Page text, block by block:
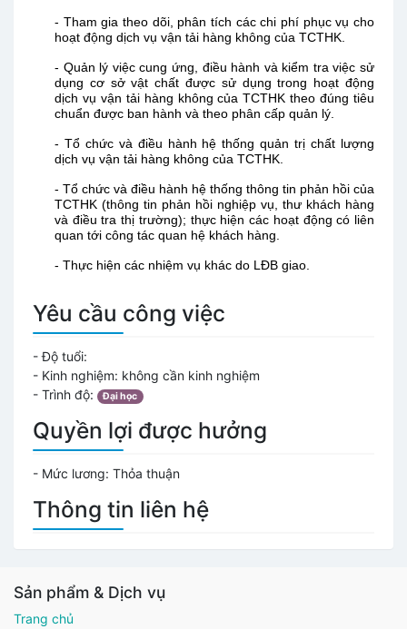
- Tham gia theo dõi, phân tích các chi phí phục vụ cho
hoạt động dịch vụ vận tải hàng không của TCTHK.
- Quản lý việc cung ứng, điều hành và kiểm tra việc sử
dụng cơ sở vật chất được sử dụng trong hoạt động
dịch vụ vận tải hàng không của TCTHK theo đúng tiêu
chuẩn được ban hành và theo phân cấp quản lý.
- Tổ chức và điều hành hệ thống quản trị chất lượng
dịch vụ vận tải hàng không của TCTHK.
- Tổ chức và điều hành hệ thống thông tin phản hồi của
TCTHK (thông tin phản hồi nghiệp vụ, thư khách hàng
và điều tra thị trường); thực hiện các hoạt động có liên
quan tới công tác quan hệ khách hàng.
- Thực hiện các nhiệm vụ khác do LĐB giao.
Yêu cầu công việc
- Độ tuổi:
- Kinh nghiệm: không cần kinh nghiệm
- Trình độ:
Đại học
Quyền lợi được hưởng
- Mức lương: Thỏa thuận
Thông tin liên hệ
Sản phẩm & Dịch vụ
Trang chủ